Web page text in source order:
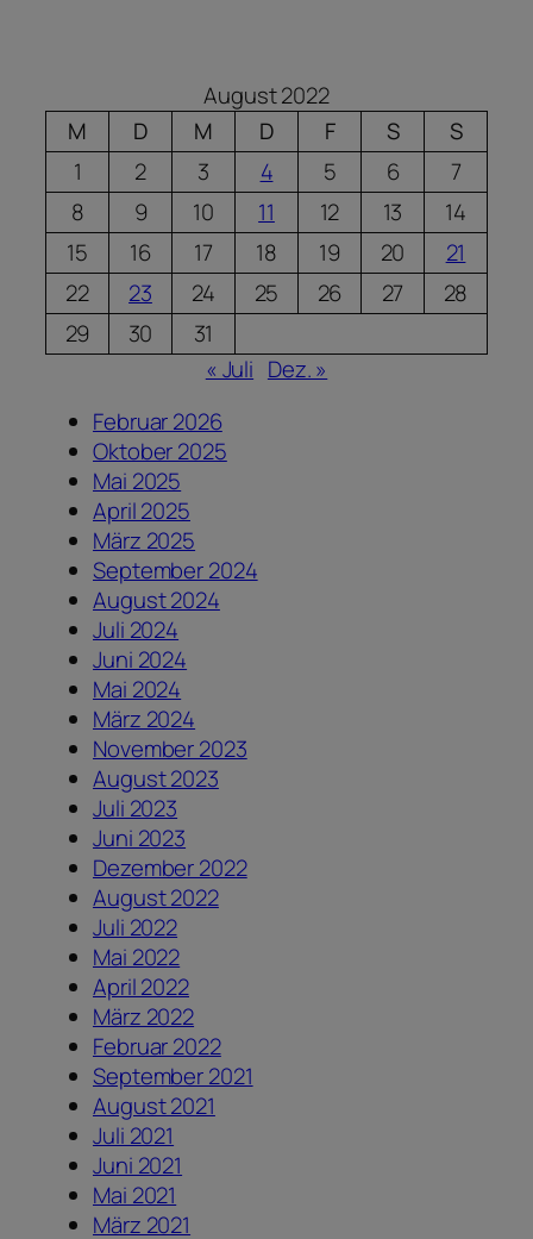
August 2022
M
D M D F S
S
1
2 3 4 5 6
7
8
9 10 11 12 13
14
15
16 17 18 19 20
21
22
23 24 25 26 27
28
29
30
31
« Juli Dez. »
Februar 2026
Oktober 2025
Mai 2025
April 2025
März 2025
September 2024
August 2024
Juli 2024
Juni 2024
Mai 2024
März 2024
November 2023
August 2023
Juli 2023
Juni 2023
Dezember 2022
August 2022
Juli 2022
Mai 2022
April 2022
März 2022
Februar 2022
September 2021
August 2021
Juli 2021
Juni 2021
Mai 2021
März 2021